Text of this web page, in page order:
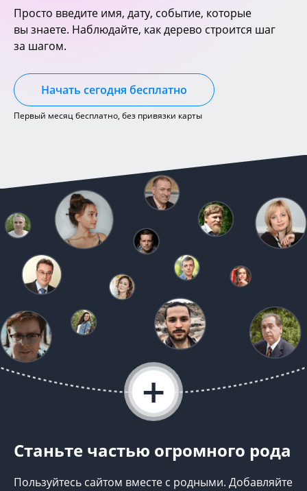
Просто введите имя, дату, событие, которые
вы знаете. Наблюдайте, как дерево строится шаг
за шагом.
Начать сегодня бесплатно
Первый месяц бесплатно, без привязки карты
+
Станьте частью огромного рода
Пользуйтесь сайтом вместе с родными. Добавляйте